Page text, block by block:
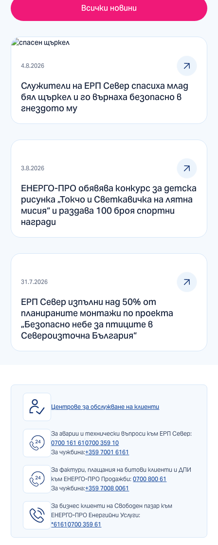
Всички новини
4.8.2026
Служители на ЕРП Север спасиха млад
бял щъркел и го върнаха безопасно в
гнездото му
3.8.2026
ЕНЕРГО-ПРО обявява конкурс за детска
рисунка „Токчо и Светкавичка на лятна
мисия“ и раздава 100 броя спортни
награди
31.7.2026
ЕРП Север изпълни над 50% от
планираните монтажи по проекта
„Безопасно небе за птиците в
Североизточна България“
Центрове за обслужване на клиенти
За аварии и технически въпроси към ЕРП Север:
0700 161 61 0700 359 10
За чужбина:+359 7001 6161
За фактури, плащания на битови клиенти и ДПИ
към ЕНЕРГО-ПРО Продажби:0700 800 61
За чужбина:+359 7008 0061
За бизнес клиенти на Свободен пазар към
ЕНЕРГО-ПРО Енергийни Услуги:
*6161 0700 359 61